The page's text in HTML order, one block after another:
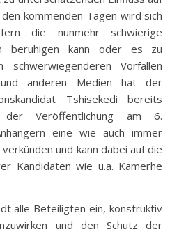
kommenden Tagen wird sich
die nunmehr schwierige
beruhigen kann oder es zu
schwerwiegenderen Vorfällen
anderen Medien hat der
Tshisekedi bereits
der Veröffentlichung am 6.
eine wie auch immer
und kann dabei auf die
Kandidaten wie u.a. Kamerhe
alle Beteiligten ein, konstruktiv
und den Schutz der